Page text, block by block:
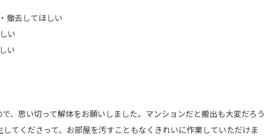
撤去してほしい
い
い
、思い切って解体をお願いしました。マンションだと搬出も大変だろう
てくださって、お部屋を汚すこともなくきれいに作業していただけま